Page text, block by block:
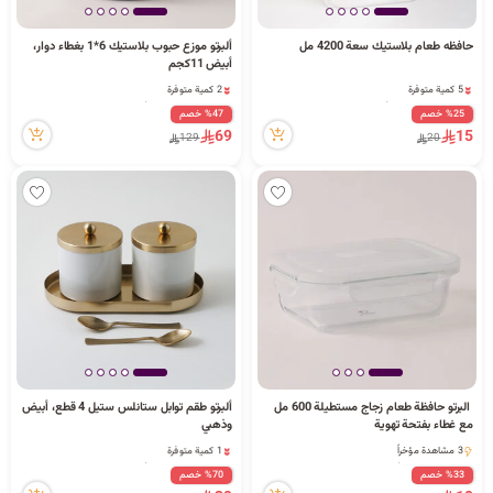
ا حافظه طعام بلاستيك سعة 4200 مل
5 كمية متوفرة
8 مشاهدة مؤخراً
5 كمية متوفرة
8 مشاهدة مؤخراً
%25 خصم
15
20
ألبرتو موزع حبوب بلاستيك 6*1 بغطاء دوار،
أبيض 11كجم
2 كمية متوفرة
1 قطعة بيعت مؤخراً
15 مشاهدة مؤخراً
2 كمية متوفرة
%47 خصم
69
129
البرتو حافظة طعام زجاج مستطيلة 600 مل
مع غطاء بفتحة تهوية
3 مشاهدة مؤخراً
3 مشاهدة مؤخراً%33 خصم
ألبرتو طقم توابل ستانلس ستيل 4 قطع، أبيض
وذهبي
1 كمية متوفرة
1 قطعة بيعت مؤخراً
3 مشاهدة مؤخراً
%70 خصم